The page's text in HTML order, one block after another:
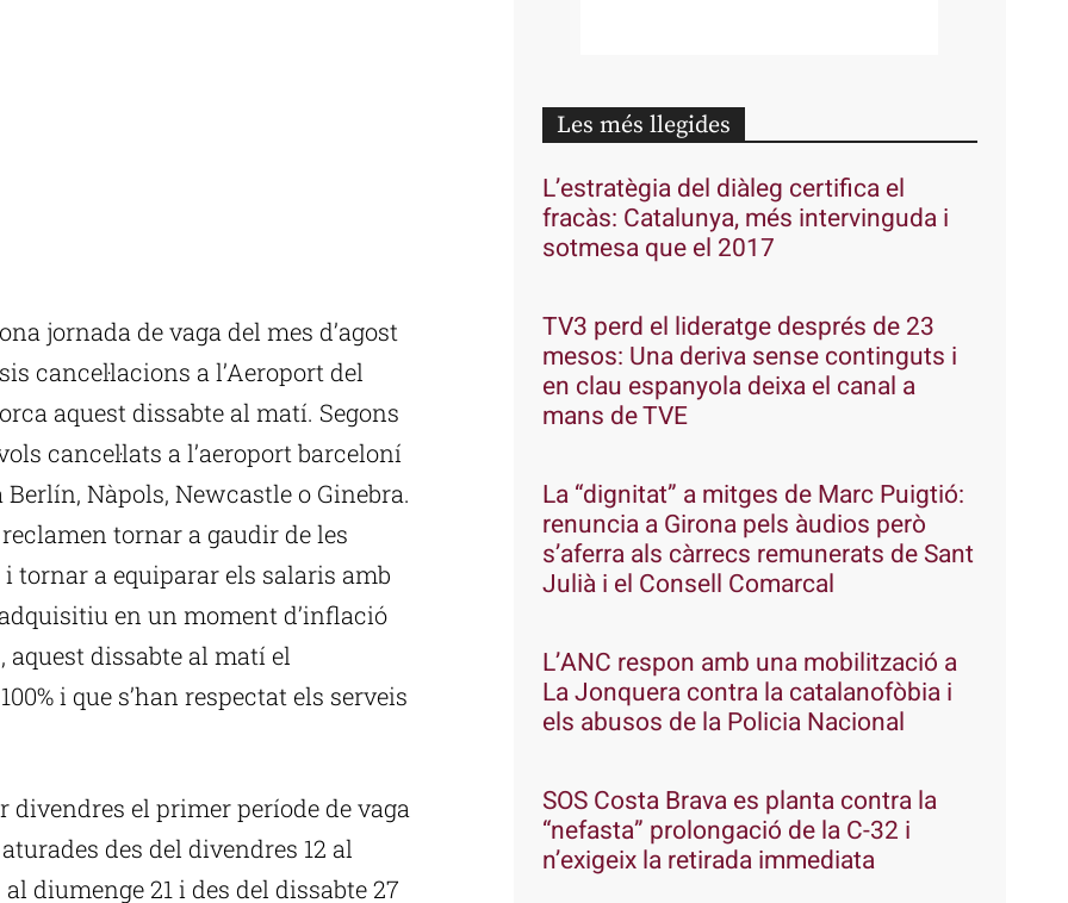
jornada de vaga del mes d’agost
cancel·lacions a l’Aeroport del
aquest dissabte al matí. Segons
cancel·lats a l’aeroport barceloní
Nàpols, Newcastle o Ginebra.
tornar a gaudir de les
tornar a equiparar els salaris amb
en un moment d’inflació
dissabte al matí el
i que s’han respectat els serveis
divendres el primer període de vaga
des del divendres 12 al
diumenge 21 i des del dissabte 27
Les més llegides
L’estratègia del diàleg certifica el
fracàs: Catalunya, més intervinguda i
sotmesa que el 2017
TV3 perd el lideratge després de 23
mesos: Una deriva sense continguts i
en clau espanyola deixa el canal a
mans de TVE
La “dignitat” a mitges de Marc Puigtió:
renuncia a Girona pels àudios però
s’aferra als càrrecs remunerats de Sant
Julià i el Consell Comarcal
L’ANC respon amb una mobilització a
La Jonquera contra la catalanofòbia i
els abusos de la Policia Nacional
SOS Costa Brava es planta contra la
“nefasta” prolongació de la C-32 i
n’exigeix la retirada immediata